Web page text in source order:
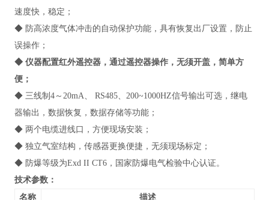
速度快，稳定；
◆ 防高浓度气体冲击的自动保护功能，具有恢复出厂设置，防止
误操作；
◆ 仪器配置红外遥控器，通过遥控器操作，无须开盖，简单方
便；
◆ 三线制4～20mA、 RS485、200~1000HZ信号输出可选，继电
器输出，数据恢复，数据存储等功能；
◆ 两个电缆进线口，方便现场安装；
◆ 独立气室结构，传感器更换便捷，无须现场标定；
◆ 防爆等级为Exd II CT6，国家防爆电气检验中心认证。
技术参数：
名称
描述